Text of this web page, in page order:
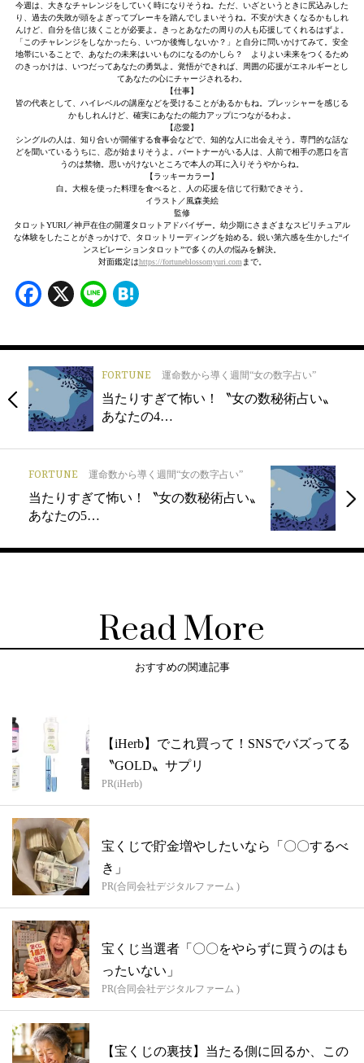
今週は、大きなチャレンジをしていく時になりそうね。ただ、いざというときに尻込みした
り、過去の失敗が頭をよぎってブレーキを踏んでしまいそうね。不安が大きくなるかもしれ
んけど、自分を信じ抜くことが必要よ。きっとあなたの周りの人も応援してくれるはずよ。
「このチャレンジをしなかったら、いつか後悔しないか？」と自分に問いかけてみて。安全
地帯にいることで、あなたの未来はいいものになるのかしら？ よりよい未来をつくるため
のきっかけは、いつだってあなたの勇気よ。覚悟ができれば、周囲の応援がエネルギーとし
てあなたの心にチャージされるわ。
【仕事】
皆の代表として、ハイレベルの講座などを受けることがあるかもね。プレッシャーを感じる
かもしれんけど、確実にあなたの能力アップにつながるわよ。
【恋愛】
シングルの人は、知り合いが開催する食事会などで、知的な人に出会えそう。専門的な話な
どを聞いているうちに、恋が始まりそうよ。パートナーがいる人は、人前で相手の悪口を言
うのは禁物。思いがけないところで本人の耳に入りそうやからね。
【ラッキーカラー】
白。大根を使った料理を食べると、人の応援を信じて行動できそう。
イラスト／風森美絵
監修
タロットYURI／神戸在住の開運タロットアドバイザー。幼少期にさまざまなスピリチュアル
な体験をしたことがきっかけで、タロットリーディングを始める。鋭い第六感を生かした“イ
ンスピレーションタロット”で多くの人の悩みを解決。
対面鑑定はhttps://fortuneblossomyuri.com まで。
Facebook
X Line
FORTUNE 運命数から導く週間“女の数字占い”
当たりすぎて怖い！〝女の数秘術占い〟
あなたの4…
FORTUNE 運命数から導く週間“女の数字占い”
当たりすぎて怖い！〝女の数秘術占い〟
あなたの5…
Read More
おすすめの関連記事
【iHerb】でこれ買って！SNSでバズってる
〝GOLD〟サプリ
PR(iHerb)
宝くじで貯金増やしたいなら「〇〇するべ
き」
PR(合同会社デジタルファーム )
宝くじ当選者「〇〇をやらずに買うのはも
ったいない」
PR(合同会社デジタルファーム )
【宝くじの裏技】当たる側に回るか、この